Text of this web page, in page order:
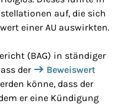
auf, die sich
einer AU auswirkten.
(BAG) in ständiger
der
Beweiswert
könne, dass der
er eine Kündigung